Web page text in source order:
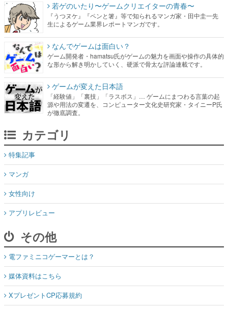
若ゲのいたり〜ゲームクリエイターの青春〜
『うつヌケ』『ペンと箸』等で知られるマンガ家・田中圭一先
生によるゲーム業界レポートマンガです。
なんでゲームは面白い？
ゲーム開発者・hamatsu氏がゲームの魅力を画面や操作の具体的
な形から解き明かしていく、硬派で骨太な評論連載です。
ゲームが変えた日本語
「経験値」「裏技」「ラスボス」… ゲームにまつわる言葉の起
源や用法の変遷を、コンピューター文化史研究家・タイニーP氏
が徹底調査。
カテゴリ
特集記事
マンガ
女性向け
アプリレビュー
その他
電ファミニコゲーマーとは？
媒体資料はこちら
XプレゼントCP応募規約